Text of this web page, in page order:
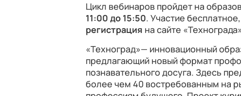
Цикл вебинаров пройдет на
11:00 до 15:50. Участие
регистрация на сайте
«Техноград»— инновационный
предлагающий новый формат
познавательного досуга. Здесь
более чем 40 востребованным на